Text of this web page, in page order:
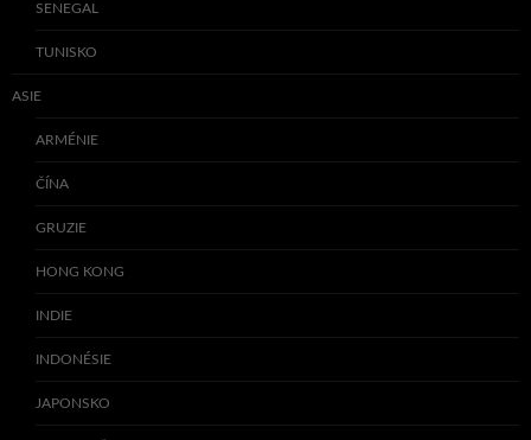
SENEGAL
TUNISKO
ASIE
ARMÉNIE
ČÍNA
GRUZIE
HONG KONG
INDIE
INDONÉSIE
JAPONSKO